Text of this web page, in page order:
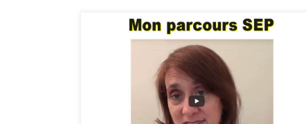
Si vous vous trouvez dans la situation suivante, restez
bien attentif à ce qui suit … La SEP : est-ce, ce que
vous vivez ? Vous venez de recevoir le « terrible »
diagnostic de sclérose en plaques ? Et vous vous
posez des tas de questions ! Mais la […]